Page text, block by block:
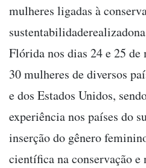
mulheres ligadas à
Flórida nos dias 24 e 25 de
30 mulheres de diversos
e dos Estados Unidos,
experiência nos países do
inserção do gênero
científica na conservação e